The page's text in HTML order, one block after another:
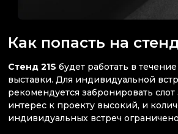
Как попасть на
Стенд 21S будет работать в
выставки. Для индивидуальной
рекомендуется забронировать
интерес к проекту высокий, и
индивидуальных встреч